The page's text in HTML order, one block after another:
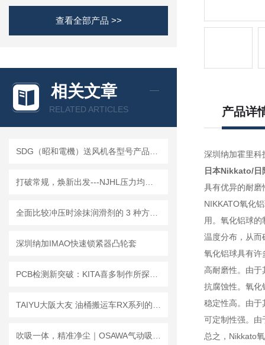
查看全部产品 >>
相关文章
RELATED ARTICLES
深圳纳加IMAO快速锁紧器凸轮套
产品详
深圳纳加霍里科
日本Nikkato/日
具有优异的耐磨
NIKKATO氧化
用。氧化铝球
温度分布，从而
氧化铝球具有许
高耐磨性。由于
抗腐蚀性。氧化
稳定性高。由于
可定制性强。由
总之，Nikkato